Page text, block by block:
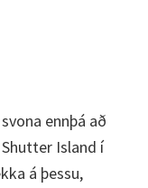
ennþá að
Island í
á þessu,